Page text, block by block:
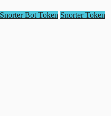
Snorter Bot Token Snorter Token